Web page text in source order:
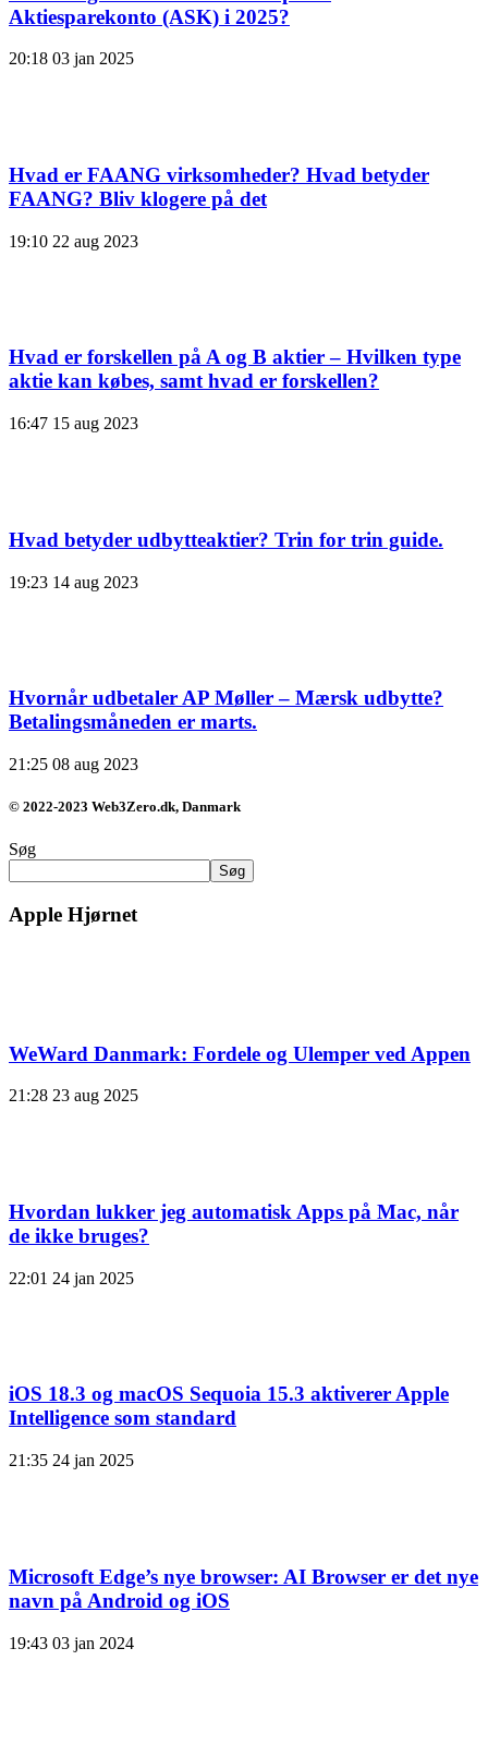
Aktiesparekonto (ASK) i 2025?
20:18 03 jan 2025
Hvad er FAANG virksomheder? Hvad betyder
FAANG? Bliv klogere på det
19:10 22 aug 2023
Hvad er forskellen på A og B aktier – Hvilken type
aktie kan købes, samt hvad er forskellen?
16:47 15 aug 2023
Hvad betyder udbytteaktier? Trin for trin guide.
19:23 14 aug 2023
Hvornår udbetaler AP Møller – Mærsk udbytte?
Betalingsmåneden er marts.
21:25 08 aug 2023
© 2022-2023 Web3Zero.dk, Danmark
Søg
Søg
Apple Hjørnet
WeWard Danmark: Fordele og Ulemper ved Appen
21:28 23 aug 2025
Hvordan lukker jeg automatisk Apps på Mac, når
de ikke bruges?
22:01 24 jan 2025
iOS 18.3 og macOS Sequoia 15.3 aktiverer Apple
Intelligence som standard
21:35 24 jan 2025
Microsoft Edge’s nye browser: AI Browser er det nye
navn på Android og iOS
19:43 03 jan 2024